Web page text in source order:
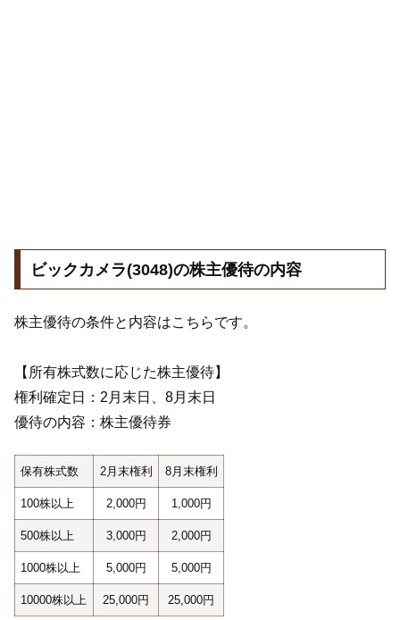
ビックカメラ(3048)の株主優待の内容
株主優待の条件と内容はこちらです。
【所有株式数に応じた株主優待】
権利確定日：2月末日、8月末日
優待の内容：株主優待券
保有株式数 2月末権利 8月末権利
100株以上 2,000円 1,000円
500株以上 3,000円 2,000円
1000株以上 5,000円 5,000円
10000株以上 25,000円 25,000円